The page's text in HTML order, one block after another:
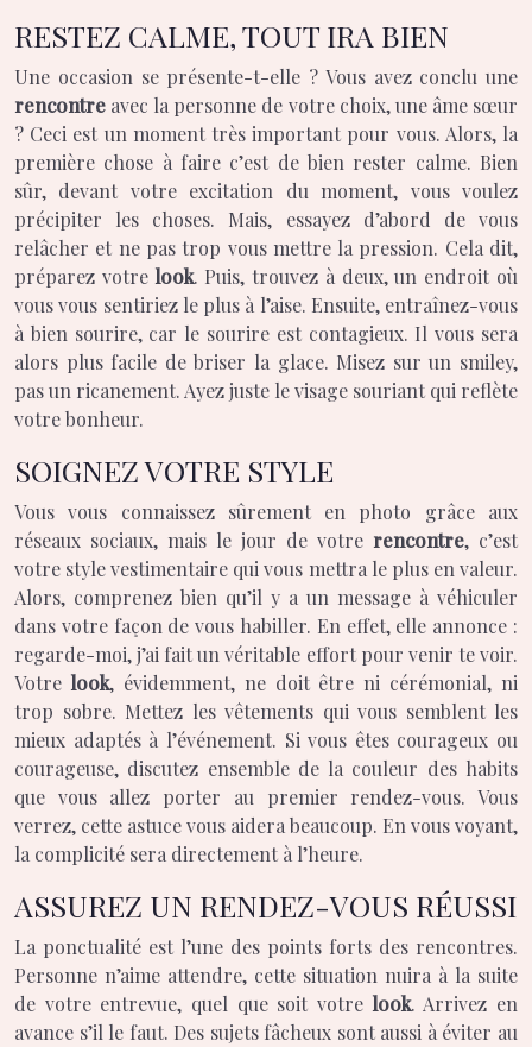
RESTEZ CALME, TOUT IRA BIEN
Une occasion se présente-t-elle ? Vous avez conclu une
rencontre avec la personne de votre choix, une âme sœur
? Ceci est un moment très important pour vous. Alors, la
première chose à faire c’est de bien rester calme. Bien
sûr, devant votre excitation du moment, vous voulez
précipiter les choses. Mais, essayez d’abord de vous
relâcher et ne pas trop vous mettre la pression. Cela dit,
préparez votre look. Puis, trouvez à deux, un endroit où
vous vous sentiriez le plus à l’aise. Ensuite, entraînez-vous
à bien sourire, car le sourire est contagieux. Il vous sera
alors plus facile de briser la glace. Misez sur un smiley,
pas un ricanement. Ayez juste le visage souriant qui reflète
votre bonheur.
SOIGNEZ VOTRE STYLE
Vous vous connaissez sûrement en photo grâce aux
réseaux sociaux, mais le jour de votre rencontre, c’est
votre style vestimentaire qui vous mettra le plus en valeur.
Alors, comprenez bien qu’il y a un message à véhiculer
dans votre façon de vous habiller. En effet, elle annonce :
regarde-moi, j’ai fait un véritable effort pour venir te voir.
Votre look, évidemment, ne doit être ni cérémonial, ni
trop sobre. Mettez les vêtements qui vous semblent les
mieux adaptés à l’événement. Si vous êtes courageux ou
courageuse, discutez ensemble de la couleur des habits
que vous allez porter au premier rendez-vous. Vous
verrez, cette astuce vous aidera beaucoup. En vous voyant,
la complicité sera directement à l’heure.
ASSUREZ UN RENDEZ-VOUS RÉUSSI
La ponctualité est l’une des points forts des rencontres.
Personne n’aime attendre, cette situation nuira à la suite
de votre entrevue, quel que soit votre look. Arrivez en
avance s’il le faut. Des sujets fâcheux sont aussi à éviter au